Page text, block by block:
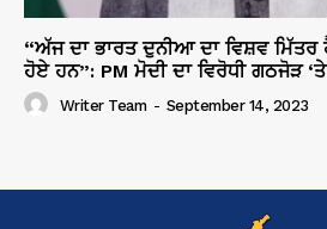
“ਅੱਜ ਦਾ ਭਾਰਤ ਦੁਨੀਆ ਦਾ ਵਿਸ਼ਵ
ਹੋਏ ਹਨ”: PM ਮੋਦੀ ਦਾ ਵਿਰੋਧੀ ਗਠਜੋੜ
Writer Team - September 14, 2023